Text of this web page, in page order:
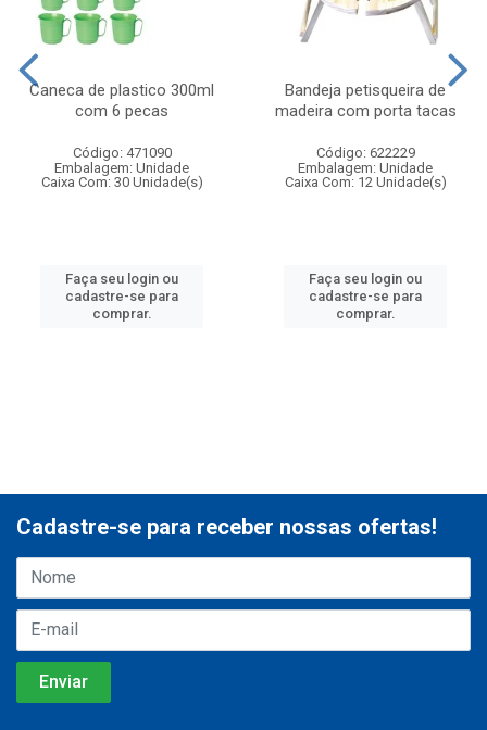
Caneca de plastico 300ml
com 6 pecas
Código: 471090
Embalagem: Unidade
Caixa Com: 30 Unidade(s)
Faça seu login ou
cadastre-se para
comprar.
Bandeja petisqueira de
madeira com porta tacas
Código: 622229
Embalagem: Unidade
Caixa Com: 12 Unidade(s)
Faça seu login ou
cadastre-se para
comprar.
Cadastre-se para receber nossas ofertas!